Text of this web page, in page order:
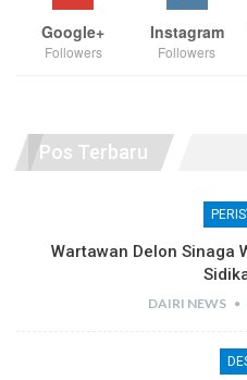
Google+
Followers
Instagram
Followers
Pos Terbaru
Wartawan Delon Sinaga
DAIRI NEWS